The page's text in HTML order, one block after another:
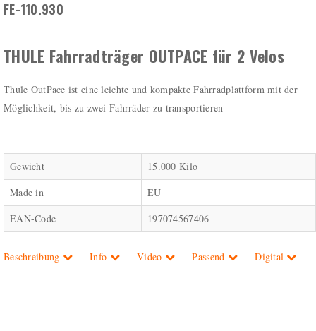
FE-110.930
THULE Fahrradträger OUTPACE für 2 Velos
Thule OutPace ist eine leichte und kompakte Fahrradplattform mit der
Möglichkeit, bis zu zwei Fahrräder zu transportieren
Gewicht
15.000 Kilo
Made in
EU
EAN-Code
197074567406
Beschreibung Info Video Passend Digital